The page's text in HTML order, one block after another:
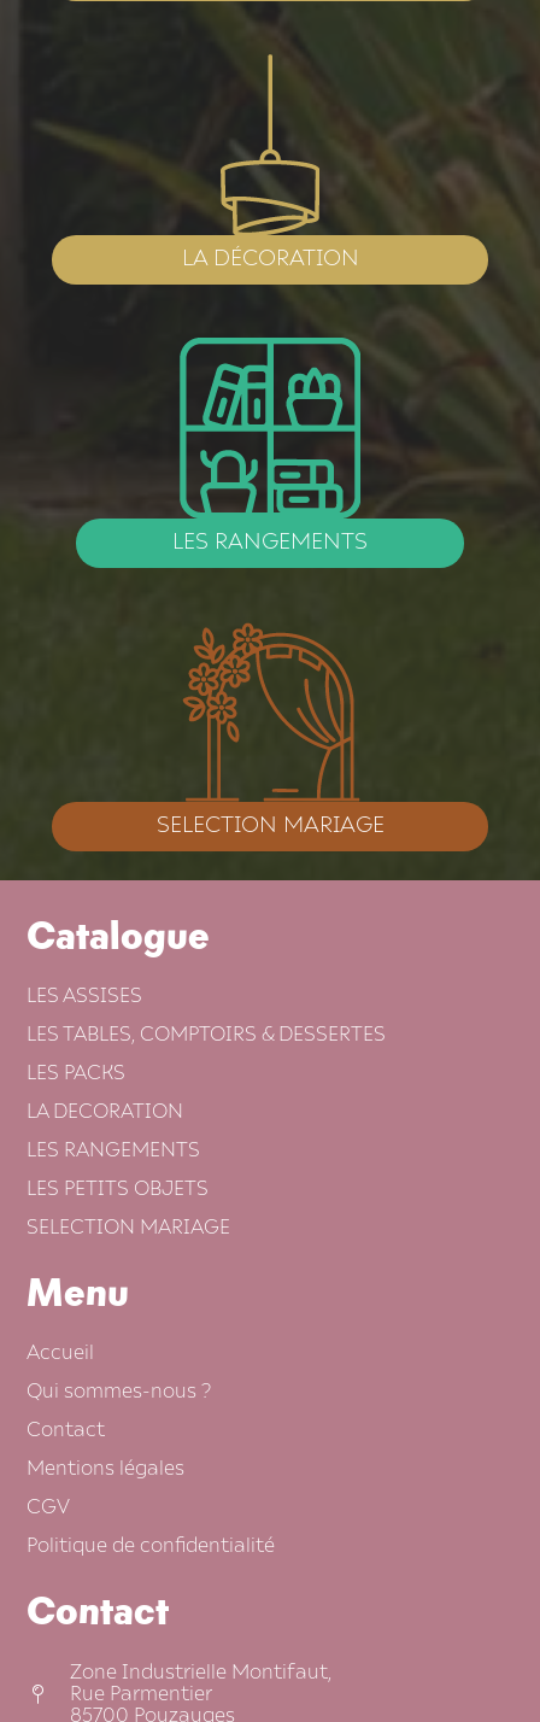
LA DÉCORATION
LES RANGEMENTS
SELECTION MARIAGE
Catalogue
LES ASSISES
LES TABLES, COMPTOIRS & DESSERTES
LES PACKS
LA DECORATION
LES RANGEMENTS
LES PETITS OBJETS
SELECTION MARIAGE
Menu
Accueil
Qui sommes-nous ?
Contact
Mentions légales
CGV
Politique de confidentialité
Contact
Zone Industrielle Montifaut,
Rue Parmentier
85700 Pouzauges